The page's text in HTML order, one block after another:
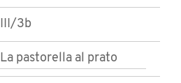
III/3b
La pastorella al prato